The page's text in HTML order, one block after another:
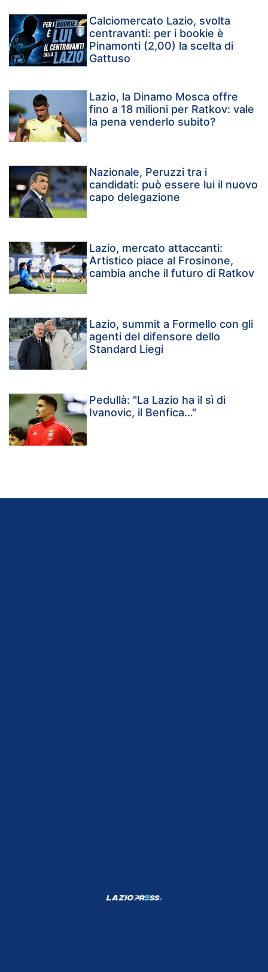
Calciomercato Lazio, svolta
centravanti: per i bookie è
Pinamonti (2,00) la scelta di
Gattuso
Lazio, la Dinamo Mosca offre
fino a 18 milioni per Ratkov: vale
la pena venderlo subito?
Nazionale, Peruzzi tra i
candidati: può essere lui il nuovo
capo delegazione
Lazio, mercato attaccanti:
Artistico piace al Frosinone,
cambia anche il futuro di Ratkov
Lazio, summit a Formello con gli
agenti del difensore dello
Standard Liegi
Pedullà: "La Lazio ha il sì di
Ivanovic, il Benfica…"